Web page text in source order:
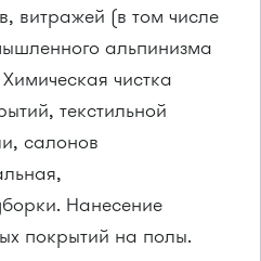
витражей (в том числе
альпинизма
чистка
текстильной
салонов
Нанесение
покрытий на полы.